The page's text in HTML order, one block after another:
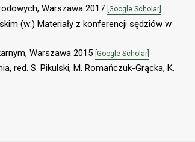
Warszawa 2017 [Google Scholar]
(w:) Materiały z konferencji sędziów w
Warszawa 2015 [Google Scholar]
red. S. Pikulski, M. Romańczuk-Grącka, K.